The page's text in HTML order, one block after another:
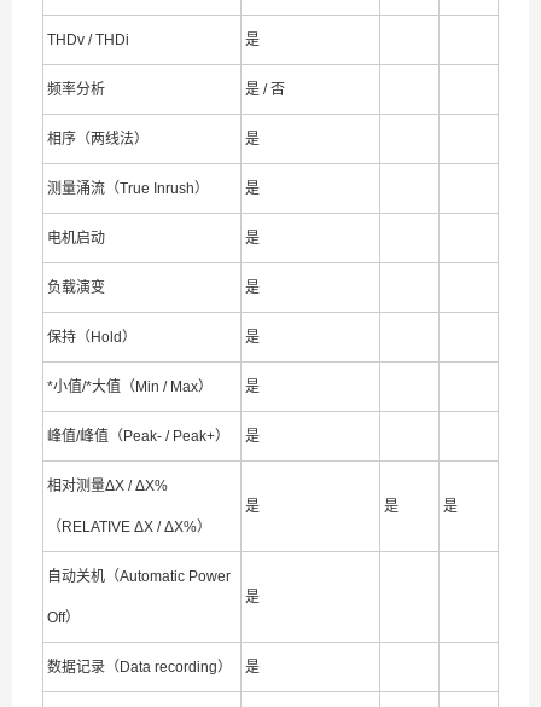
THDv / THDi 是
频率分析 是 / 否
相序（两线法） 是
测量涌流（True Inrush） 是
电机启动 是
负载演变 是
保持（Hold） 是
*小值/*大值（Min / Max） 是
峰值/峰值（Peak- / Peak+） 是
相对测量ΔX / ΔX%
（RELATIVE ΔX / ΔX%）
是 是 是
自动关机（Automatic Power
Off）
是
数据记录（Data recording） 是